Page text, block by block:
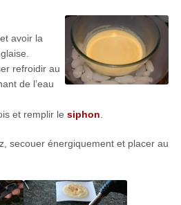
avoir la
refroidir au
de l’eau
et remplir le siphon
secouer énergiquement et placer au